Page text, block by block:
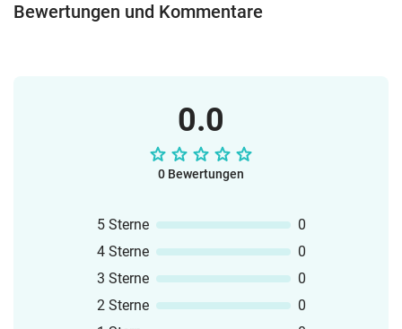
Bewertungen und Kommentare
0.0
0 Bewertungen
5 Sterne
0
4 Sterne
0
3 Sterne
0
2 Sterne
0